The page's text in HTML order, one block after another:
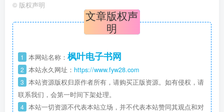
© 版权声明
文章版权声
明
1 本网站名称： 枫叶电子书网
2 本站永久网址： https://www.fyw28.com
3 本站资源版权归原作者所有，请购买正版资源。如有侵权，请
联系我们，会第一时间下架处理。
4 本站一切资源不代表本站立场，并不代表本站赞同其观点和对